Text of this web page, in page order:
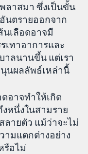
ลาสมา ซึ่งเป็นขั้น
นตรายออกจาก
นเลือดอาจมี
เทาอาการและ
าลนานขึ้น แต่เรา
นผลลัพธ์เหล่านี้
อาจทำให้เกิด
หนึ่งในสามราย
ลายตัว แม้ว่าจะไม่
ามแตกต่างอย่าง
รือไม่